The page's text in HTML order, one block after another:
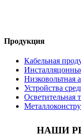
Продукция
Кабельная
Низковольтная
Устройства
Осветительная
НАШИ